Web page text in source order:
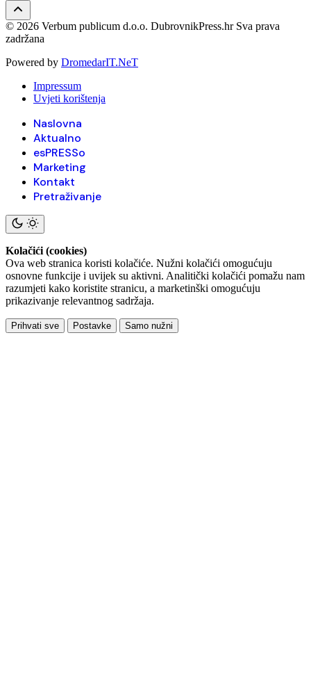
© 2026 Verbum publicum d.o.o. DubrovnikPress.hr Sva prava
zadržana
Powered by DromedarIT.NeT
Impressum
Uvjeti korištenja
Naslovna
Aktualno
esPRESSo
Marketing
Kontakt
Pretraživanje
Kolačići (cookies)
Ova web stranica koristi kolačiće. Nužni kolačići omogućuju
osnovne funkcije i uvijek su aktivni. Analitički kolačići pomažu nam
razumjeti kako koristite stranicu, a marketinški omogućuju
prikazivanje relevantnog sadržaja.
Prihvati sve Postavke Samo nužni